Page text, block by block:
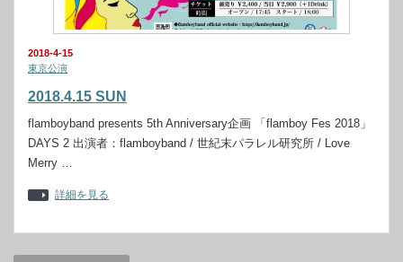
2018-4-15
東京公演
2018.4.15 SUN
flamboyband presents 5th Anniversary企画 「flamboy Fes 2018」
DAYS 2 出演者：flamboyband / 世紀末パラレル研究所 / Love
Merry …
詳細を見る